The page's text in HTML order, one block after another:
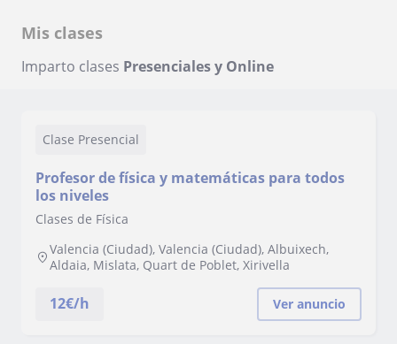
Mis clases
Imparto clases Presenciales y Online
Clase Presencial
Profesor de física y matemáticas para todos
los niveles
Clases de Física
Valencia (Ciudad), Valencia (Ciudad), Albuixech,
Aldaia, Mislata, Quart de Poblet, Xirivella
12€/h Ver anuncio